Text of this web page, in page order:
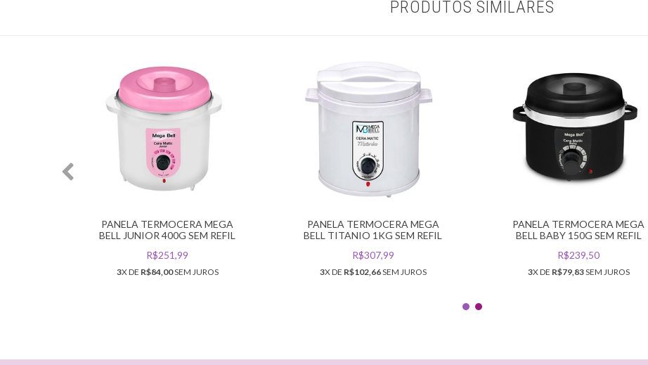
PRODUTOS SIMILARES
PANELA TERMOCERA MEGA
BELL JUNIOR 400G SEM REFIL
R$251,99
3X DE R$84,00SEM JUROS
PANELA TERMOCERA MEGA
BELL TITANIO 1KG SEM REFIL
R$307,99
3X DE R$102,66SEM JUROS
PANELA TERMOCERA MEGA
BELL BABY 150G SEM REFIL
R$239,50
3X DE R$79,83SEM JUROS